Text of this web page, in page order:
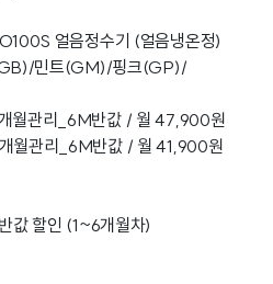
얼음정수기 (얼음냉온정)
민트(GM)/핑크(GP)/
월관리_6M반값 / 월 47,900원
월관리_6M반값 / 월 41,900원
값 할인 (1~6개월차)